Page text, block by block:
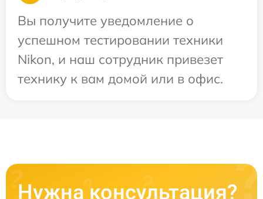
Вы получите уведомление о
успешном тестировании техники
Nikon, и наш сотрудник привезет
технику к вам домой или в офис.
Нужна консультация?